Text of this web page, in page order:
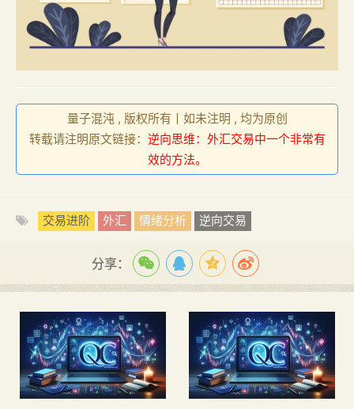
量子混沌 , 版权所有丨如未注明 , 均为原创
转载请注明原文链接： 逆向思维：外汇交易中一个非常有
效的方法。
交易进阶 外汇 情绪分析 逆向交易
分享：